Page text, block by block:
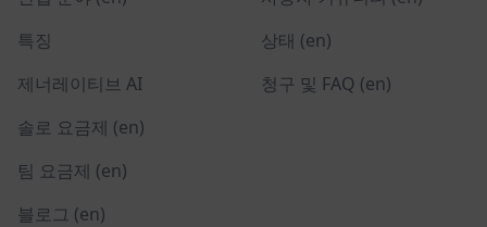
특징
제너레이티브 AI
솔로 요금제 (en)
팀 요금제 (en)
블로그 (en)
상태 (en)
청구 및 FAQ (en)